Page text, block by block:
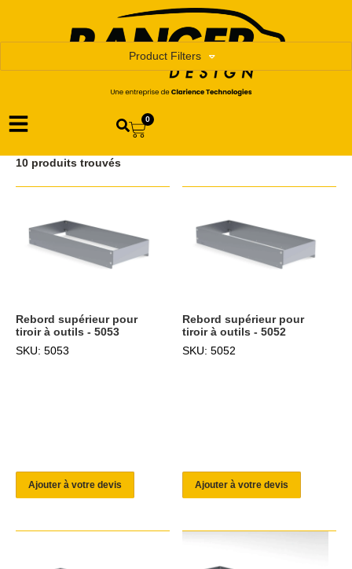
0
Product Filters
10 produits trouvés
Rebord supérieur pour
tiroir à outils - 5053
SKU: 5053
Ajouter à votre devis
Rebord supérieur pour
tiroir à outils - 5052
SKU: 5052
Ajouter à votre devis